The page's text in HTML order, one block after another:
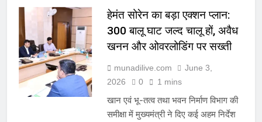
हेमंत सोरेन का बड़ा एक्शन प्लान:
300 बालू घाट जल्द चालू हों, अवैध
खनन और ओवरलोडिंग पर सख्ती
munadilive.com
June 3,
2026
0 1 mins
खान एवं भू-तत्व तथा भवन निर्माण विभाग की
समीक्षा में मुख्यमंत्री ने दिए कई अहम निर्देश